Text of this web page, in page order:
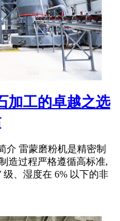
加工的卓越之选
介 雷蒙磨粉机是精密制
造过程严格遵循高标准,
、湿度在 6% 以下的非